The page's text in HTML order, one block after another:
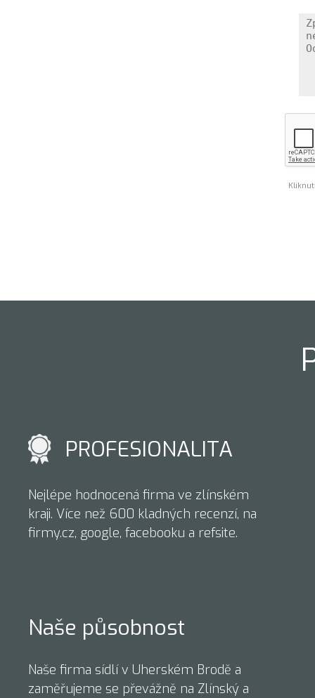
PROFESIONALITA
Nejlépe hodnocená firma ve zlínském
kraji. Více než 600 kladných recenzí, na
firmy.cz, google, facebooku a refsite.
Naše působnost
Naše firma sídlí v Uherském Brodě a
zaměřujeme se převážně na Zlínský a